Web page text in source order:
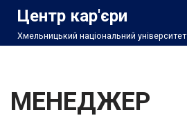
Перейти
Центр кар'єри
Хмельницький національний університет
МЕНЕДЖЕР